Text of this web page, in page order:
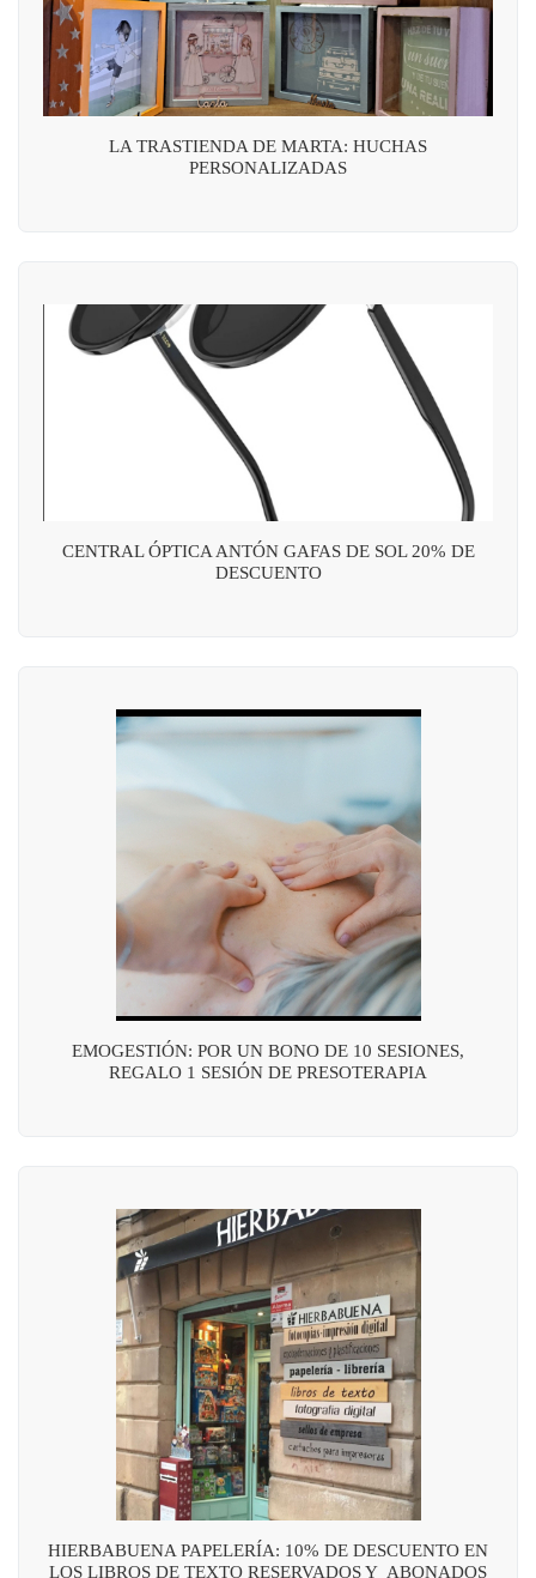
LA TRASTIENDA DE MARTA: HUCHAS
PERSONALIZADAS
CENTRAL ÓPTICA ANTÓN GAFAS DE SOL 20% DE
DESCUENTO
EMOGESTIÓN: POR UN BONO DE 10 SESIONES,
REGALO 1 SESIÓN DE PRESOTERAPIA
HIERBABUENA PAPELERÍA: 10% DE DESCUENTO EN
LOS LIBROS DE TEXTO RESERVADOS Y ABONADOS